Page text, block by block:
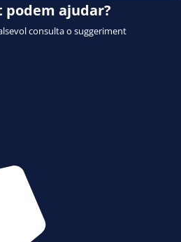
podem ajudar?
consulta o suggeriment